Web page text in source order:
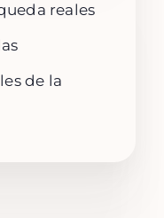
reales
de la